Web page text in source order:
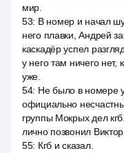
мир.
53: В номер и начал
него плавки, Андрей
каскадёр успел
у него там ничего нет,
уже.
54: Не было в номере
официально
группы Мокрых дел
лично позвонил
55: Кгб и сказал.